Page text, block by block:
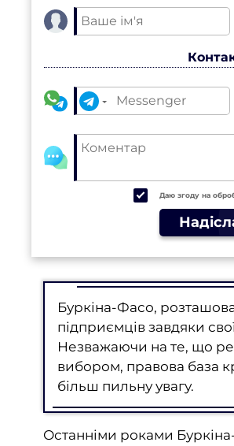
Даю згоду на
Буркіна-Фасо,
підприємців завдяки
Незважаючи на те, що
вибором, правова база
більш пильну увагу.
Останніми роками